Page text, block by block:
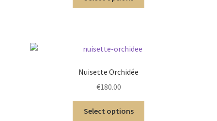
Nuisette Orchidée
€180.00
Select options